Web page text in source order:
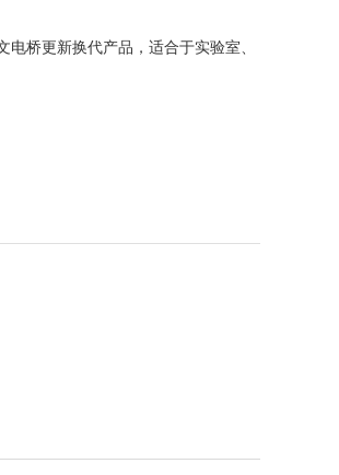
电桥更新换代产品，适合于实验室、